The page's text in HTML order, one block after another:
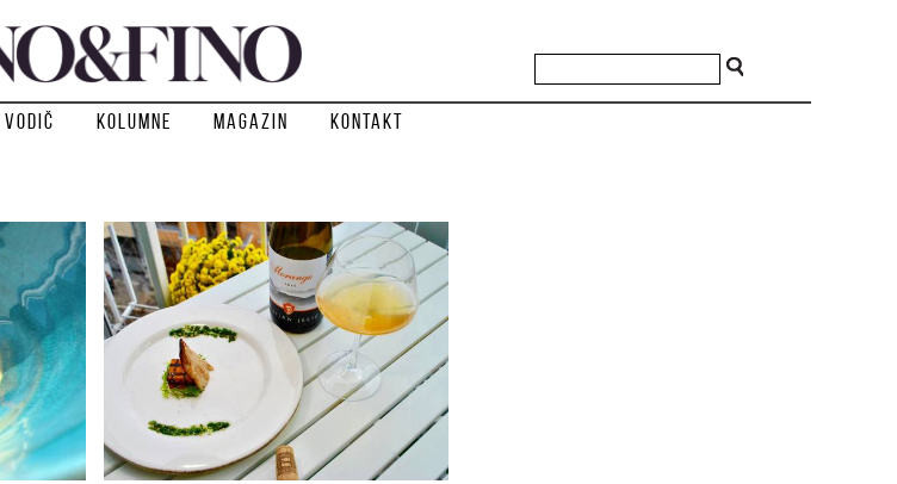
Kolumne Magazin Kontakt